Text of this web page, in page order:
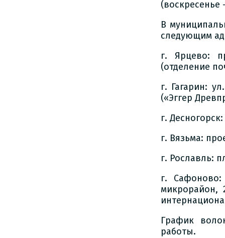
В
следующим
г. Ярцево:
(отделение
г. Гагарин:
(«Эггер
г.
г. Вязьма:
г. Рославль:
г.
микрорайон,
График
работы.